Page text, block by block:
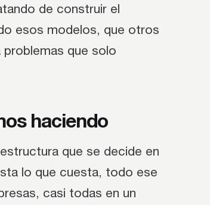
de construir el
esos modelos, que otros
problemas que solo
haciendo
que se decide en
lo que cuesta, todo ese
casi todas en un